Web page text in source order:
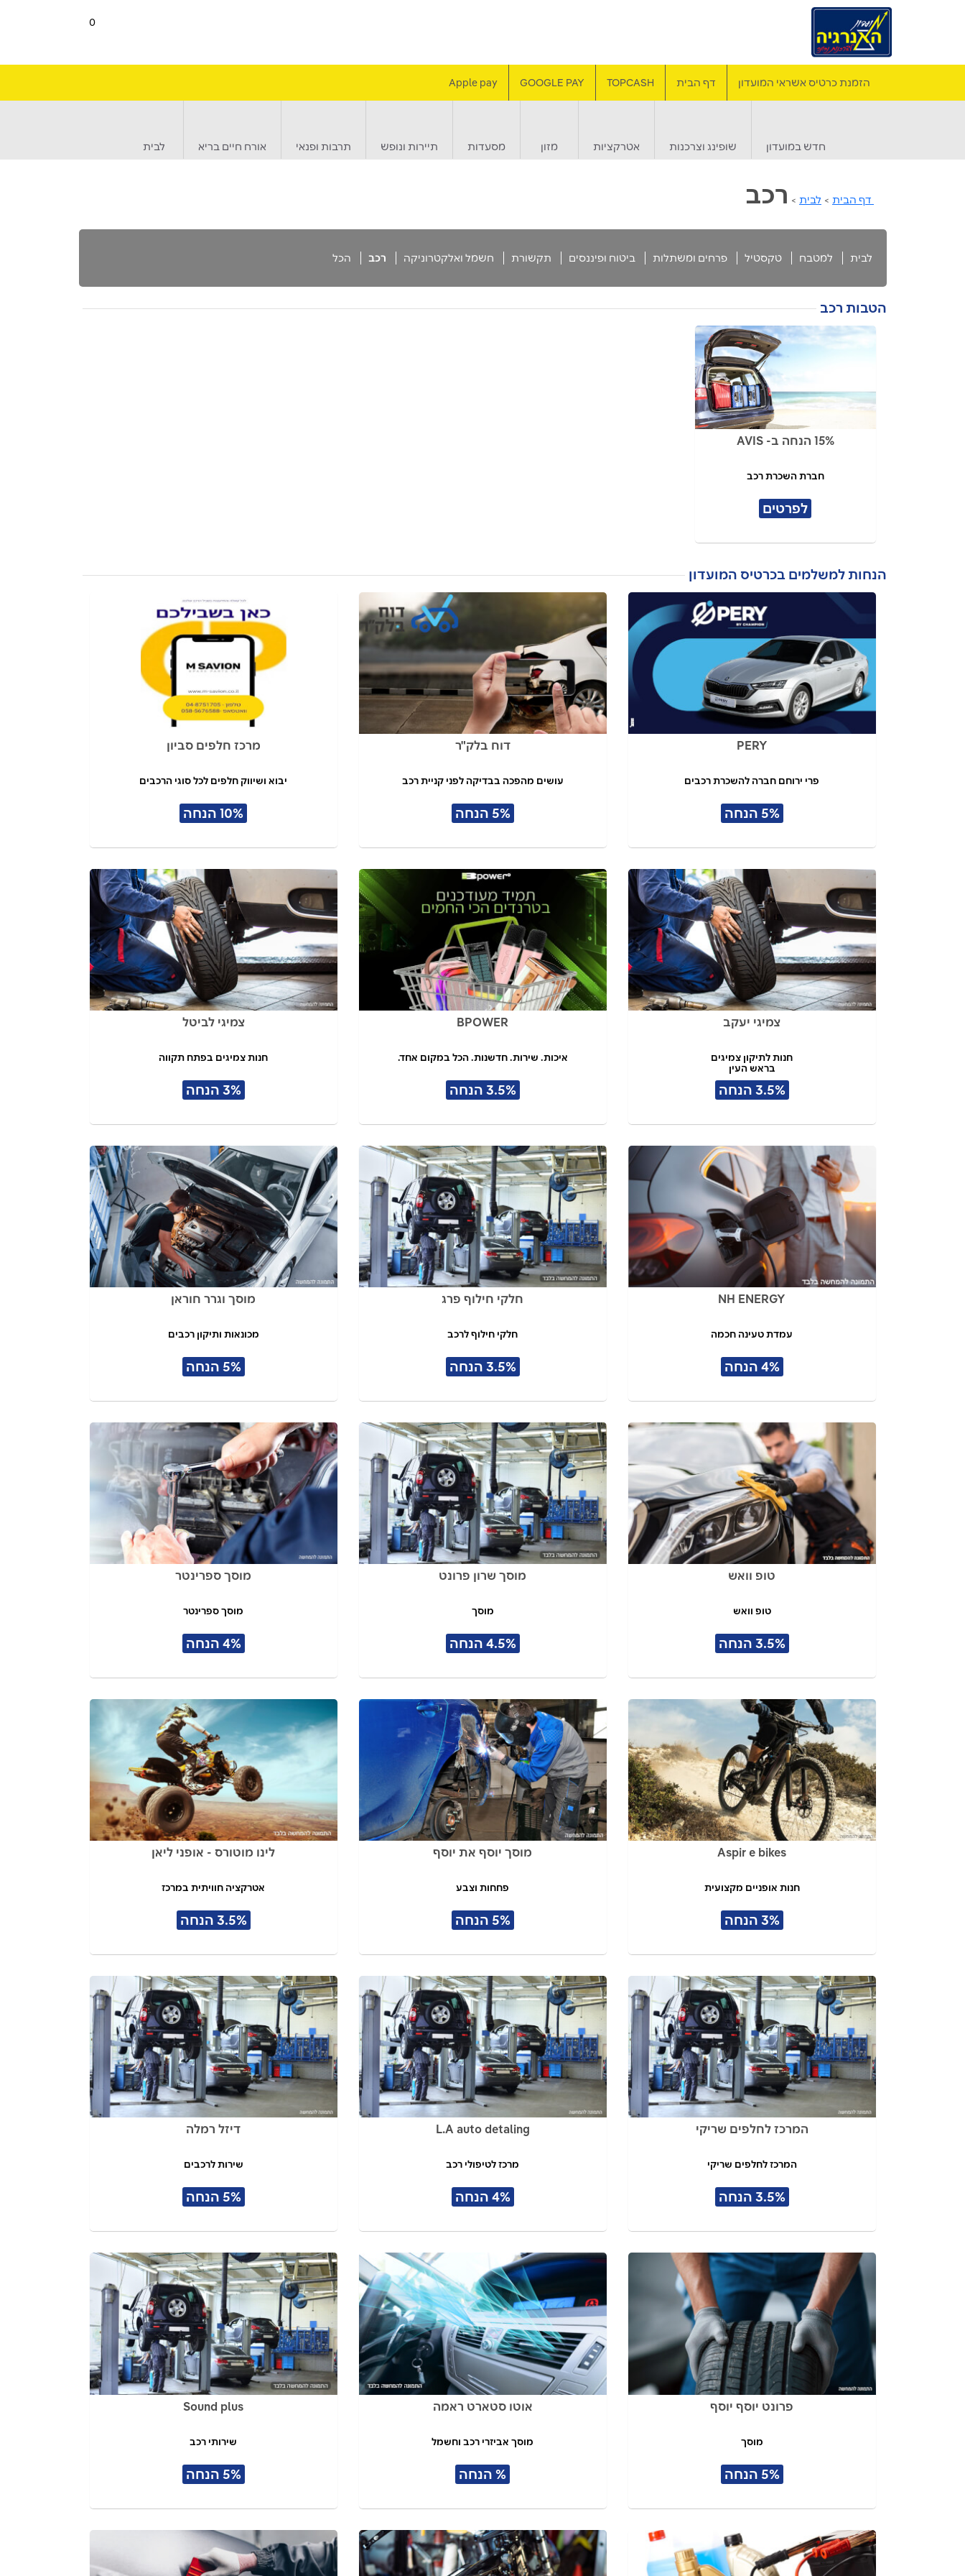
0
הזמנת כרטיס אשראי המועדון דף הבית TOPCASH
GOOGLE PAY
Apple pay
חדש במועדון שופינג וצרכנות אטרקציות מזון מסעדות תיירות ונופש תרבות ופנאי אורח חיים בריא לבית
דף הבית > לבית > רכב
לבית למטבח טקסטיל פרחים ומשתלות ביטוח ופיננסים תקשורת חשמל ואלקטרוניקה רכב הכל
הטבות רכב
15% הנחה ב- AVIS
חברת השכרת רכב
לפרטים
הנחות למשלמים בכרטיס המועדון
PERY
פרי ירוחם חברה להשכרת רכבים
5% הנחה
דוח בלק"ר
עושים מהפכה בבדיקה לפני קניית רכב
5% הנחה
מרכז חלפים סביון
יבוא ושיווק חלפים לכל סוגי הרכבים
10% הנחה
צמיגי יעקב
חנות לתיקון צמיגים
בראש העין
3.5% הנחה
BPOWER
איכות. שירות. חדשנות. הכל במקום אחד.
3.5% הנחה
צמיגי לביטל
חנות צמיגים בפתח תקווה
3% הנחה
NH ENERGY
עמדת טעינה חכמה
4% הנחה
חלקי חילוף פרג
חלקי חילוף לרכב
3.5% הנחה
מוסך וגרר חוראן
מכונאות ותיקון רכבים
5% הנחה
טופ וואש
טופ וואש
3.5% הנחה
מוסך שרון פרונט
מוסך
4.5% הנחה
מוסך ספרינטר
מוסך ספרינטר
4% הנחה
Aspir e bikes
חנות אופניים מקצועית
3% הנחה
מוסך יוסף את יוסף
פחחות וצבע
5% הנחה
לינו מוטורס - אופני ליאן
אטרקציה חוויתית במרכז
3.5% הנחה
המרכז לחלפים שריקי
המרכז לחלפים שריקי
3.5% הנחה
L.A auto detaling
מרכז לטיפולי רכב
4% הנחה
דיזל רמלה
שירות לרכבים
5% הנחה
פרונט יוסף יוסף
מוסך
5% הנחה
אוטו סטארט ראמה
מוסך אביזרי רכב וחשמל
% הנחה
Sound plus
שירותי רכב
5% הנחה